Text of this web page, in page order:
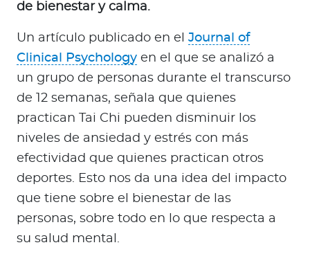
de bienestar y calma.
Un artículo publicado en el Journal of
Clinical Psychology en el que se analizó a
un grupo de personas durante el transcurso
de 12 semanas, señala que quienes
practican Tai Chi pueden disminuir los
niveles de ansiedad y estrés con más
efectividad que quienes practican otros
deportes. Esto nos da una idea del impacto
que tiene sobre el bienestar de las
personas, sobre todo en lo que respecta a
su salud mental.